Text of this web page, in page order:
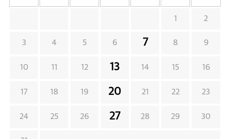
1 2
3 4 5 6 7 8 9
10 11 12 13 14 15 16
17 18 19 20 21 22 23
24 25 26 27 28 29 30